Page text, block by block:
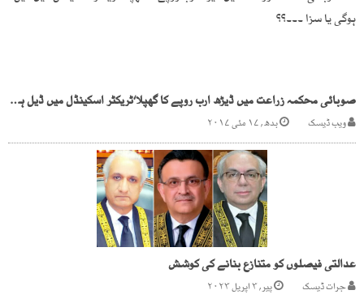
صوبائی محکمہ زراعت میں ڈیڑھ ارب روپے کا گھپلا‘ٹریکٹر اسکینڈل میں ڈیل ہوگی یا سزا ۔۔۔؟؟
ویب ڈیسک بدھ, ۱۷ مئی ۲۰۱۷
عدالتی فیصلوں کو متنازع بنانے کی کوشش
جرات ڈیسک پیر, ۳ اپریل ۲۰۲۳